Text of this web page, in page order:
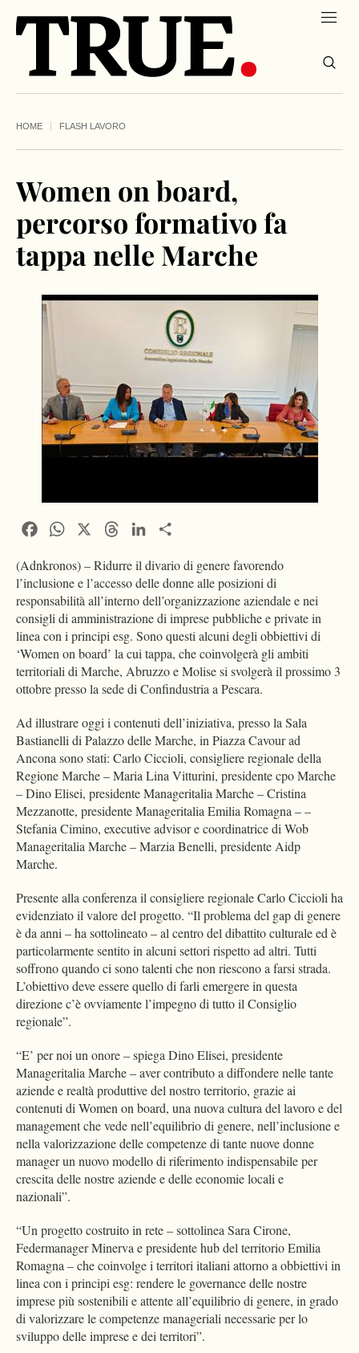
HOME FLASH LAVORO
Women on board,
percorso formativo fa
tappa nelle Marche
FacebookWhatsApp ThreadsLinkedIn
(Adnkronos) – Ridurre il divario di genere favorendo
l’inclusione e l’accesso delle donne alle posizioni di
responsabilità all’interno dell’organizzazione aziendale e nei
consigli di amministrazione di imprese pubbliche e private in
linea con i principi esg. Sono questi alcuni degli obbiettivi di
‘Women on board’ la cui tappa, che coinvolgerà gli ambiti
territoriali di Marche, Abruzzo e Molise si svolgerà il prossimo 3
ottobre presso la sede di Confindustria a Pescara.
Ad illustrare oggi i contenuti dell’iniziativa, presso la Sala
Bastianelli di Palazzo delle Marche, in Piazza Cavour ad
Ancona sono stati: Carlo Ciccioli, consigliere regionale della
Regione Marche – Maria Lina Vitturini, presidente cpo Marche
– Dino Elisei, presidente Manageritalia Marche – Cristina
Mezzanotte, presidente Manageritalia Emilia Romagna – –
Stefania Cimino, executive advisor e coordinatrice di Wob
Manageritalia Marche – Marzia Benelli, presidente Aidp
Marche.
Presente alla conferenza il consigliere regionale Carlo Ciccioli ha
evidenziato il valore del progetto. “Il problema del gap di genere
è da anni – ha sottolineato – al centro del dibattito culturale ed è
particolarmente sentito in alcuni settori rispetto ad altri. Tutti
soffrono quando ci sono talenti che non riescono a farsi strada.
L’obiettivo deve essere quello di farli emergere in questa
direzione c’è ovviamente l’impegno di tutto il Consiglio
regionale”.
“E’ per noi un onore – spiega Dino Elisei, presidente
Manageritalia Marche – aver contributo a diffondere nelle tante
aziende e realtà produttive del nostro territorio, grazie ai
contenuti di Women on board, una nuova cultura del lavoro e del
management che vede nell’equilibrio di genere, nell’inclusione e
nella valorizzazione delle competenze di tante nuove donne
manager un nuovo modello di riferimento indispensabile per
crescita delle nostre aziende e delle economie locali e
nazionali”.
“Un progetto costruito in rete – sottolinea Sara Cirone,
Federmanager Minerva e presidente hub del territorio Emilia
Romagna – che coinvolge i territori italiani attorno a obbiettivi in
linea con i principi esg: rendere le governance delle nostre
imprese più sostenibili e attente all’equilibrio di genere, in grado
di valorizzare le competenze manageriali necessarie per lo
sviluppo delle imprese e dei territori”.